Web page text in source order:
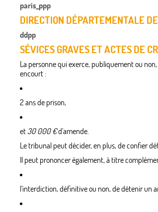
paris_ppp
DIRECTION DÉPARTEMENTALE
ddpp
SÉVICES GRAVES ET ACTES DE
La personne qui exerce, publiquement ou
encourt :
2 ans de prison,
et 30 000 €d'amende.
Le tribunal peut décider, en plus, de confier
Il peut prononcer également, à titre
l'interdiction, définitive ou non, de détenir un